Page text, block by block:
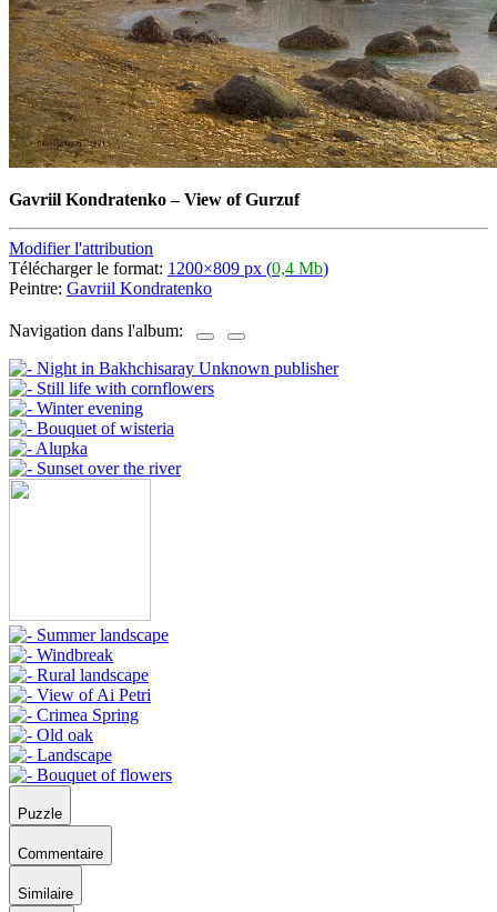
Gavriil Kondratenko–View of Gurzuf
Modifier l'attribution
Télécharger le format: 1200×809 px (0,4 Mb)
Peintre: Gavriil Kondratenko
Navigation dans l'album:
Puzzle
Commentaire
Similaire